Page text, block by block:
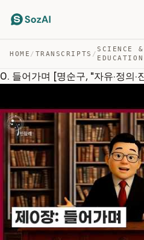
HOME / TRANSCRIPTS /
SCIENCE &
EDUCATION
0. 들어가며 [명순구, "자유·정의·